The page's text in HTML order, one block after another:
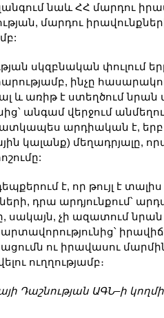
նաև ՀՀ մարդու
մարդու
սկզբնական փուլում
ինչը
և առիթ է ստեղծում նրան
անգամ վերջում
արդիական է,
կալանք) մեղադրյալը,
է, որ թույլ է
դրա արդյունքում՝
սակայն, չի ազատում
ու իրավասու
ուղղությամբ։
Դաշնության ԱԳՆ–ի